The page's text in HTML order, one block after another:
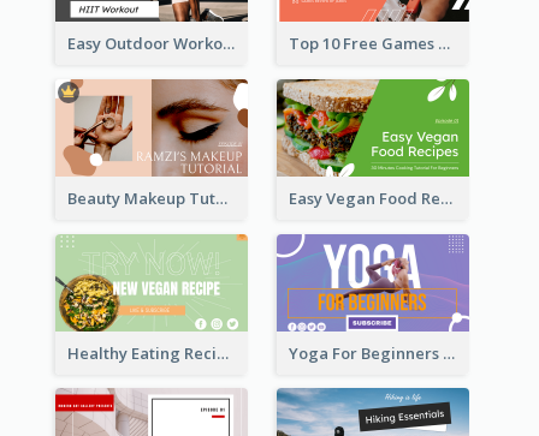
Easy Outdoor Workout HIIT YouTube Thumbnail Top 10 Free Games YouTube Thumbnail
Beauty Makeup Tutorial Class YouTube Thumbnail Easy Vegan Food Recipes YouTube Thumbnail
Healthy Eating Recipe YouTube Thumbnail Yoga For Beginners YouTube Thumbnail